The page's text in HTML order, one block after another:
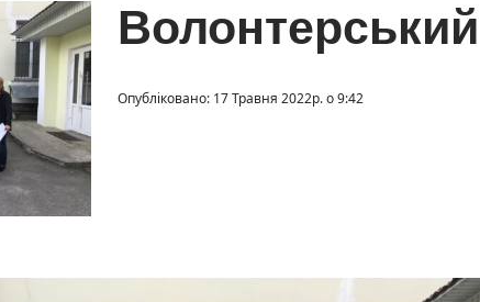
Опубліковано: 17 Травня 2022р. о 9:42